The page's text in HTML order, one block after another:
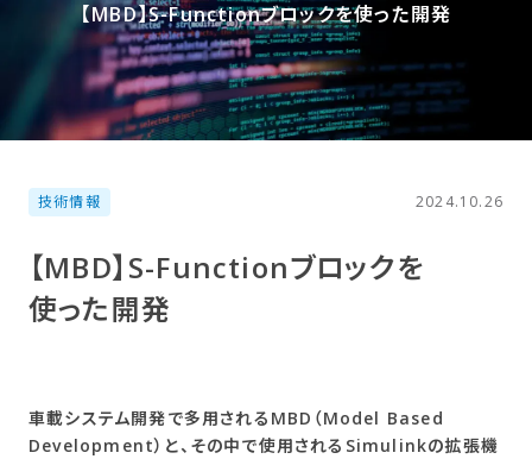
【MBD】S-Functionブロックを​使った​開発
技術情報 2024.10.26
【MBD】S-Functionブロックを​
使った​開発
車載システム開発で多用されるMBD（Model Based
Development）と、その中で使用されるSimulinkの拡張機